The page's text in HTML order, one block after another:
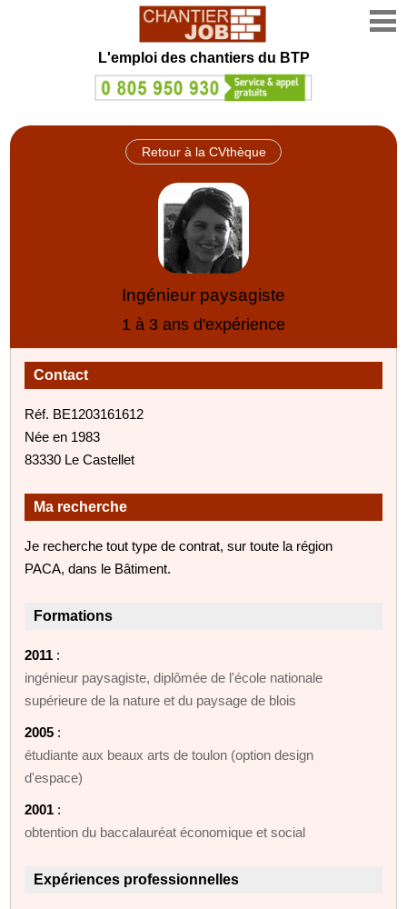
L'emploi des chantiers du BTP
Retour à la CVthèque
Ingénieur paysagiste
1 à 3 ans d'expérience
Contact
Réf. BE1203161612
Née en 1983
83330 Le Castellet
Ma recherche
Je recherche tout type de contrat, sur toute la région
PACA, dans le Bâtiment.
Formations
2011 :
ingénieur paysagiste, diplômée de l'école nationale
supérieure de la nature et du paysage de blois
2005 :
étudiante aux beaux arts de toulon (option design
d'espace)
2001 :
obtention du baccalauréat économique et social
Expériences professionnelles